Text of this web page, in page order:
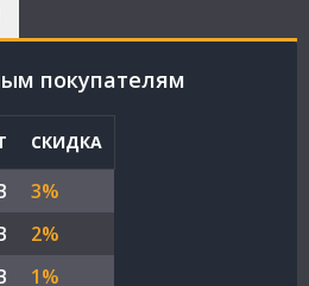
покупателям
СКИДКА
3%
2%
1%